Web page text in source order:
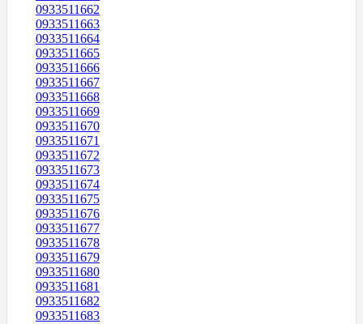
0933511662
0933511663
0933511664
0933511665
0933511666
0933511667
0933511668
0933511669
0933511670
0933511671
0933511672
0933511673
0933511674
0933511675
0933511676
0933511677
0933511678
0933511679
0933511680
0933511681
0933511682
0933511683